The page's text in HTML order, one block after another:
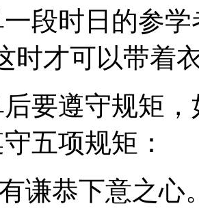
段时日的参
时才可以带着
遵守规矩，
五项规矩：
恭下意之心